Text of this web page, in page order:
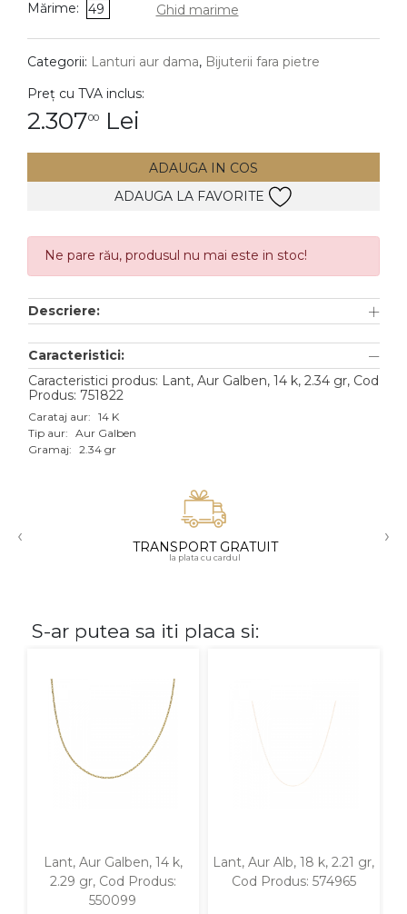
DIAMANTE Vezi toate
Cercei
Accesorii
TIP METAL
Aur galben
Aur alb
Aur roz
Aur mixt
18K
Cu pietre
Diamante
Mărime: 49 Ghid marime
Categorii: Lanturi aur dama, Bijuterii fara pietre
Preț cu TVA inclus:
2.30700 Lei
ADAUGA IN COS
ADAUGA LA FAVORITE
Ne pare rău, produsul nu mai este in stoc!
Descriere:
Caracteristici:
Caracteristici produs: Lant, Aur Galben, 14 k, 2.34 gr, Cod
Produs: 751822
Carataj aur: 14 K
Tip aur: Aur Galben
Gramaj: 2.34 gr
‹ TRANSPORT GRATUIT
la plata cu cardul
›
S-ar putea sa iti placa si:
Lant, Aur Galben, 14 k,
2.29 gr, Cod Produs:
550099
Lant, Aur Alb, 18 k, 2.21 gr,
Cod Produs: 574965